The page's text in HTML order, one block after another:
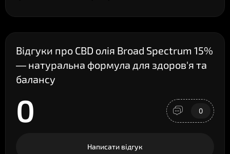
Відгуки про CBD олія Broad Spectrum 15%
— натуральна формула для здоров'я та
балансу
0 0
Написати відгук